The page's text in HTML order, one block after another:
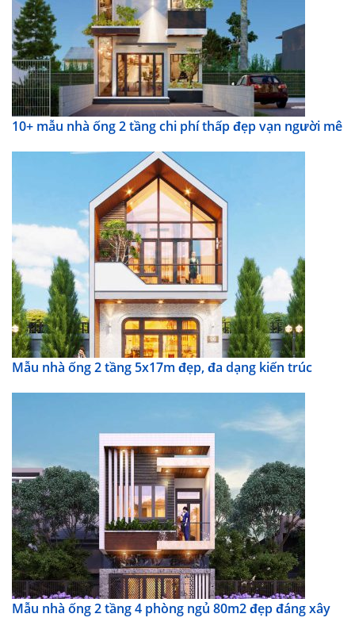
10+ mẫu nhà ống 2 tầng chi phí thấp đẹp vạn người mê
Mẫu nhà ống 2 tầng 5x17m đẹp, đa dạng kiến trúc
Mẫu nhà ống 2 tầng 4 phòng ngủ 80m2 đẹp đáng xây